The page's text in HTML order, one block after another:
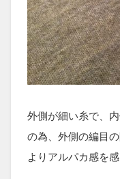
外側が細い糸で、
の為、外側の編目
よりアルパカ感を